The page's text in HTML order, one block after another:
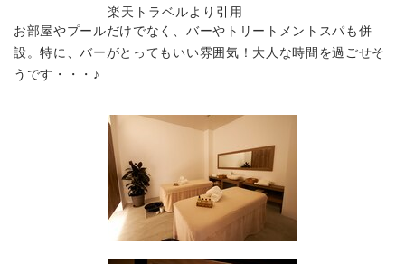
楽天トラベルより引用
お部屋やプールだけでなく、バーやトリートメントスパも併
設。特に、バーがとってもいい雰囲気！大人な時間を過ごせそ
うです・・・♪